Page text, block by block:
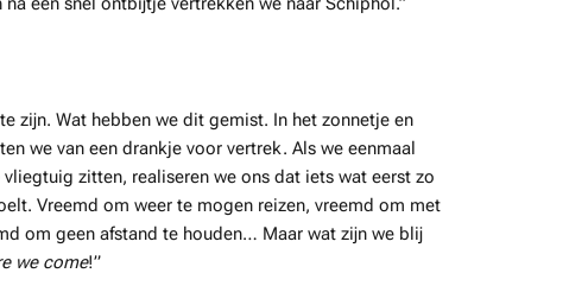
zijn. Wat hebben we dit gemist. In het zonnetje en
we van een drankje voor vertrek. Als we eenmaal
zitten, realiseren we ons dat iets wat eerst zo
Vreemd om weer te mogen reizen, vreemd om met
om geen afstand te houden… Maar wat zijn we blij
we come!”